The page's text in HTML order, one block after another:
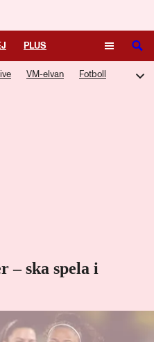
PLUS
VM-elvan
Fotboll
– ska spela i